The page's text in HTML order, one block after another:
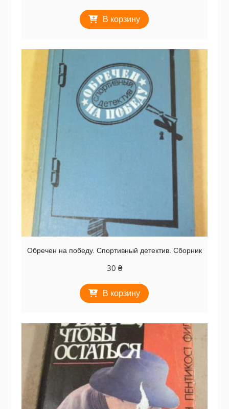
В корзину
Обречен на победу. Спортивный детектив. Сборник
30 ₴
В корзину